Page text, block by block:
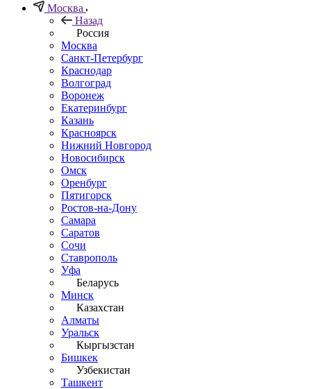
Москва
Назад
Россия
Москва
Санкт-Петербург
Краснодар
Волгоград
Воронеж
Екатеринбург
Казань
Красноярск
Нижний Новгород
Новосибирск
Омск
Оренбург
Пятигорск
Ростов-на-Дону
Самара
Саратов
Сочи
Ставрополь
Уфа
Беларусь
Минск
Казахстан
Алматы
Уральск
Кыргызстан
Бишкек
Узбекистан
Ташкент